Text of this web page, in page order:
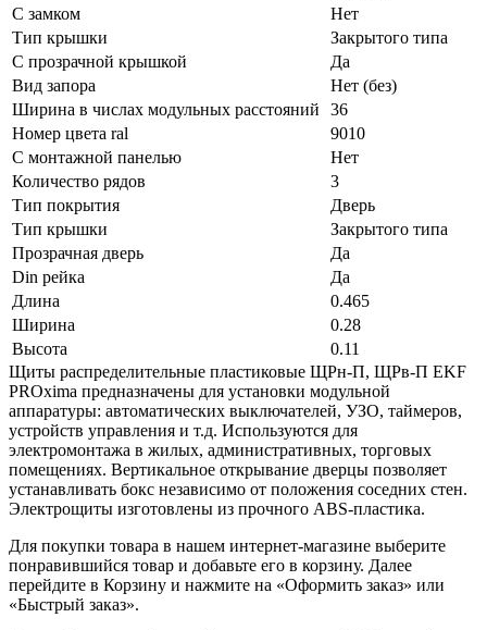
С замком
Нет
Тип крышки
Закрытого типа
С прозрачной крышкой
Да
Вид запора
Нет (без)
Ширина в числах модульных расстояний
36
Номер цвета ral
9010
С монтажной панелью
Нет
Количество рядов
3
Тип покрытия
Дверь
Тип крышки
Закрытого типа
Прозрачная дверь
Да
Din рейка
Да
Длина
0.465
Ширина
0.28
Высота
0.11
Щиты распределительные пластиковые ЩРн-П, ЩРв-П EKF
PROxima предназначены для установки модульной
аппаратуры: автоматических выключателей, УЗО, таймеров,
устройств управления и т.д. Используются для
электромонтажа в жилых, административных, торговых
помещениях. Вертикальное открывание дверцы позволяет
устанавливать бокс независимо от положения соседних стен.
Электрощиты изготовлены из прочного ABS-пластика.
Для покупки товара в нашем интернет-магазине выберите
понравившийся товар и добавьте его в корзину. Далее
перейдите в Корзину и нажмите на «Оформить заказ» или
«Быстрый заказ».